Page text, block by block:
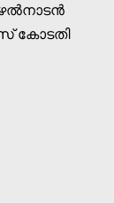
കോടതി